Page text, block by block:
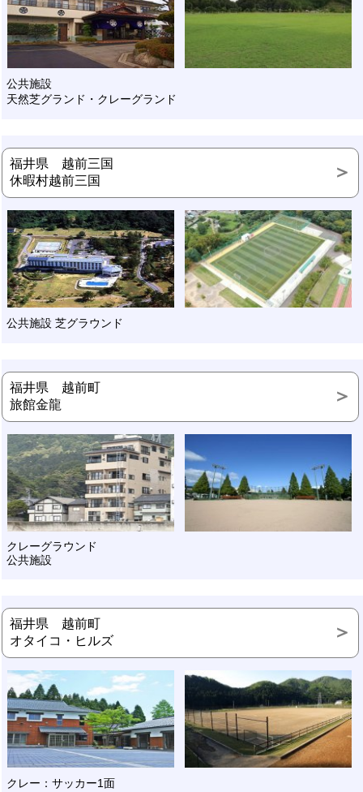
公共施設
天然芝グランド・クレーグランド
福井県 越前三国
休暇村越前三国
公共施設 芝グラウンド
福井県 越前町
旅館金龍
クレーグラウンド
公共施設
福井県 越前町
オタイコ・ヒルズ
クレー：サッカー1面